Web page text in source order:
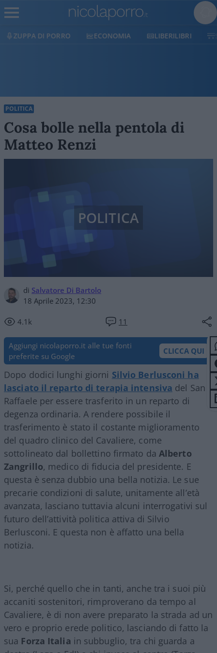
ECONOMIA LIBERILIBRI SHOP SOSTIENICI
POLITICA
Cosa bolle nella pentola di
Matteo Renzi
di Salvatore Di Bartolo
18 Aprile 2023, 12:30
4.1k 11
POLITICA
Aggiungi nicolaporro.it alle tue fonti
preferite su Google
CLICCA QUI
Dopo dodici lunghi giorni Silvio Berlusconi ha
lasciato il reparto di terapia intensiva del San
Raffaele per essere trasferito in un reparto di
degenza ordinaria. A rendere possibile il
trasferimento è stato il costante miglioramento
del quadro clinico del Cavaliere, come
sottolineato dal bollettino firmato da Alberto
Zangrillo, medico di fiducia del presidente. E
questa è senza dubbio una bella notizia. Le sue
precarie condizioni di salute, unitamente all’età
avanzata, lasciano tuttavia alcuni interrogativi sul
futuro dell’attività politica attiva di Silvio
Berlusconi. E questa non è affatto una bella
notizia.
Si, perché quello che in tanti, anche tra i suoi più
accaniti sostenitori, rimproverano da tempo al
Cavaliere, è di non avere preparato la strada ad un
vero e proprio erede politico, lasciando di fatto la
sua Forza Italia in subbuglio, tra chi guarda a